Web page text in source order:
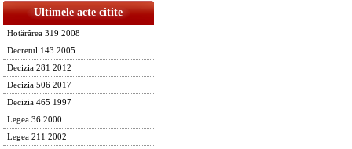
Ultimele acte citite
Hotărârea 319 2008
Decretul 143 2005
Decizia 281 2012
Decizia 506 2017
Decizia 465 1997
Legea 36 2000
Legea 211 2002